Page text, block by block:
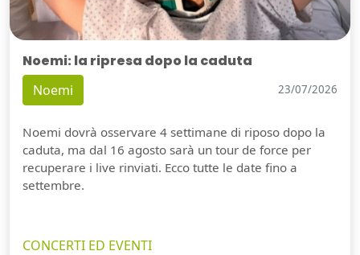
Noemi: la ripresa dopo la caduta
Noemi 23/07/2026
Noemi dovrà osservare 4 settimane di riposo dopo la
caduta, ma dal 16 agosto sarà un tour de force per
recuperare i live rinviati. Ecco tutte le date fino a
settembre.
CONCERTI ED EVENTI